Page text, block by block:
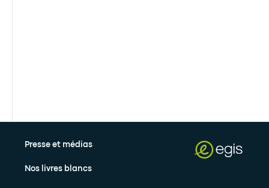
Presse et médias
Nos livres blancs